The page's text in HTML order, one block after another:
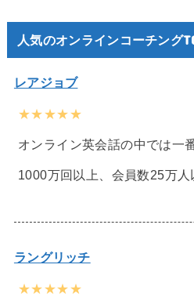
人気のオンラインコーチング
レアジョブ
★★★★★
オンライン英会話の中では一
1000万回以上、会員数25万人
ラングリッチ
★★★★★